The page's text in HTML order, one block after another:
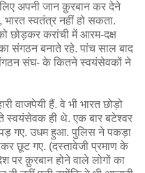
अपनी जान क़ुरबान कर देने
स्वतंत्र नहीं हो सकता.
छोड़कर करांची में आरम-दक्ष
संगठन बनाते रहे. पांच साल बाद
संघ- के कितने स्वयंसेवकों ने
वाजपेयी हैं. वे भी भारत छोड़ो
स्वयंसेवक ही थे. एक बार बटेश्वर
गए. उधम हुआ. पुलिस ने पकड़ा
छूट गए. (दस्तावेजी प्रमाण के
क़ुरबान होने वाले लोगों का